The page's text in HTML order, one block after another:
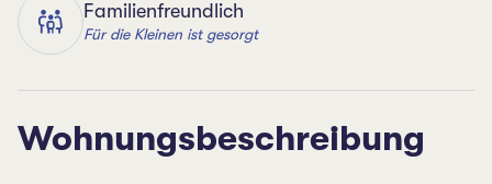
Familienfreundlich
Für die Kleinen ist gesorgt
Wohnungsbeschreibung